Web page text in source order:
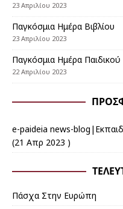
23 Απριλίου 2023
Παγκόσμια Ημέρα Βιβλίου
23 Απριλίου 2023
Παγκόσμια Ημέρα Παιδικού
22 Απριλίου 2023
e-paideia news-
(21 Απρ 2023 )
Πάσχα Στην Ευρώπη